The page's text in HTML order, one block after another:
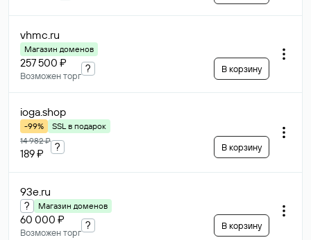
vhmc.ru
Магазин доменов
257 500 ₽
Возможен торг
? В корзину
ioga.shop
-99%
SSL в подарок
14 982 ₽
189 ₽
? В корзину
93e.ru
? Магазин доменов
60 000 ₽
Возможен торг
? В корзину